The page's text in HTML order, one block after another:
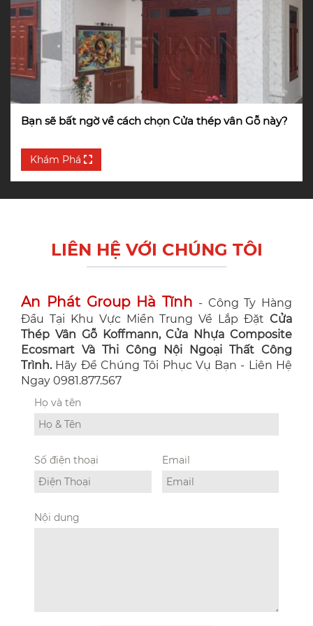
Bạn sẽ bất ngờ về cách chọn Cửa thép vân Gỗ này?
Khám Phá
LIÊN HỆ VỚI CHÚNG TÔI
An Phát Group Hà Tĩnh - Công Ty Hàng
Đầu Tại Khu Vực Miền Trung Về Lắp Đặt Cửa
Thép Vân Gỗ Koffmann, Cửa Nhựa Composite
Ecosmart Và Thi Công Nội Ngoại Thất Công
Trình. Hãy Để Chúng Tôi Phục Vụ Bạn - Liên Hệ
Ngay 0981.877.567
Họ và tên
Số điện thoại Email
Nội dung